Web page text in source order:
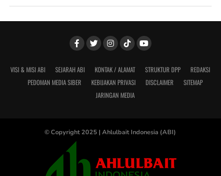
VISI & MISI ABI SEJARAH ABI KONTAK / ALAMAT STRUKTUR DPP
REDAKSI
PEDOMAN MEDIA SIBER
KEBIJAKAN PRIVASI DISCLAIMER
SITEMAP
JARINGAN MEDIA
© Copyright 2025 | Ahlulbait Indonesia (ABI)